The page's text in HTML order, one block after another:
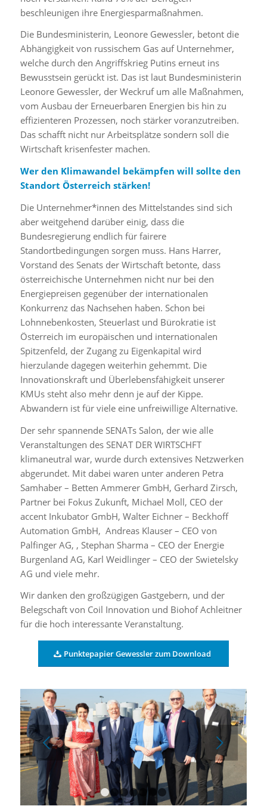
beschleunigen ihre Energiesparmaßnahmen.
Die Bundesministerin, Leonore Gewessler, betont die
Abhängigkeit von russischem Gas auf Unternehmer,
welche durch den Angriffskrieg Putins erneut ins
Bewusstsein gerückt ist. Das ist laut Bundesministerin
Leonore Gewessler, der Weckruf um alle Maßnahmen,
vom Ausbau der Erneuerbaren Energien bis hin zu
effizienteren Prozessen, noch stärker voranzutreiben.
Das schafft nicht nur Arbeitsplätze sondern soll die
Wirtschaft krisenfester machen.
Wer den Klimawandel bekämpfen will sollte den
Standort Österreich stärken!
Die Unternehmer*innen des Mittelstandes sind sich
aber weitgehend darüber einig, dass die
Bundesregierung endlich für fairere
Standortbedingungen sorgen muss. Hans Harrer,
Vorstand des Senats der Wirtschaft betonte, dass
österreichische Unternehmen nicht nur bei den
Energiepreisen gegenüber der internationalen
Konkurrenz das Nachsehen haben. Schon bei
Lohnnebenkosten, Steuerlast und Bürokratie ist
Österreich im europäischen und internationalen
Spitzenfeld, der Zugang zu Eigenkapital wird
hierzulande dagegen weiterhin gehemmt. Die
Innovationskraft und Überlebensfähigkeit unserer
KMUs steht also mehr denn je auf der Kippe.
Abwandern ist für viele eine unfreiwillige Alternative.
Der sehr spannende SENATs Salon, der wie alle
Veranstaltungen des SENAT DER WIRTSCHFT
klimaneutral war, wurde durch extensives Netzwerken
abgerundet. Mit dabei waren unter anderen Petra
Samhaber – Betten Ammerer GmbH, Gerhard Zirsch,
Partner bei Fokus Zukunft, Michael Moll, CEO der
accent Inkubator GmbH, Walter Eichner – Beckhoff
Automation GmbH, Andreas Klauser – CEO von
Palfinger AG, , Stephan Sharma – CEO der Energie
Burgenland AG, Karl Weidlinger – CEO der Swietelsky
AG und viele mehr.
Wir danken den großzügigen Gastgebern, und der
Belegschaft von Coil Innovation und Biohof Achleitner
für die hoch interessante Veranstaltung.
Punktepapier Gewessler zum Download
Weiter
1 2 3 4 5 6